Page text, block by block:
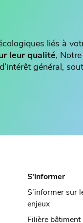
liés à
leur qualité,
général,
S'informer
S’informer sur
enjeux
Filière bâtiment